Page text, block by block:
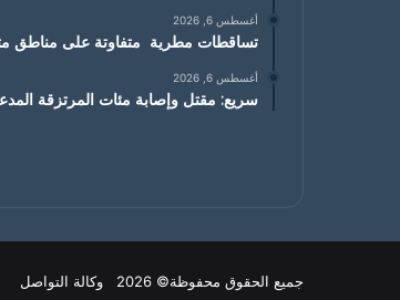
أغسطس 6, 2026
تساقطات مطرية متفاوتة على مناطق
أغسطس 6, 2026
سريع: مقتل وإصابة مئات المرتزقة
جميع الحقوق محفوظة© 2026 وكالة التواصل